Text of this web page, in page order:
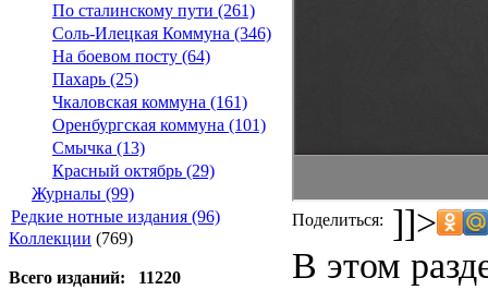
По сталинскому пути (261)
Соль-Илецкая Коммуна (346)
На боевом посту (64)
Пахарь (25)
Чкаловская коммуна (161)
Оренбургская коммуна (101)
Смычка (13)
Красный октябрь (29)
Журналы (99)
Редкие нотные издания (96)
Коллекции (769)
Всего изданий: 11220
Поделиться: ]]>
В этом